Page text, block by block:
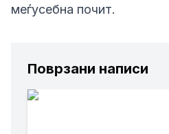
меѓусебна почит.
Поврзани написи